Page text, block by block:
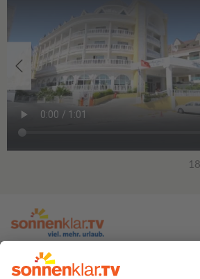
zur sonnenklar.TV Webseite
Moderatoren